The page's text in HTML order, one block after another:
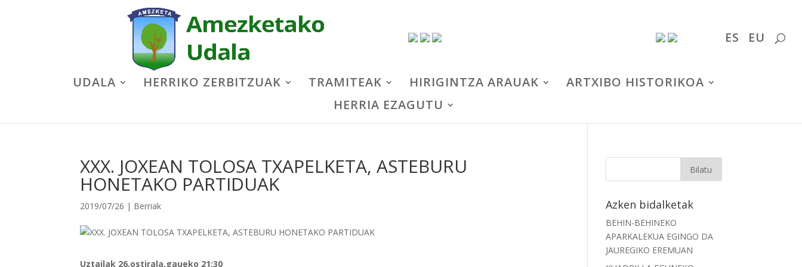
UDALA HERRIKO ZERBITZUAK TRAMITEAK HIRIGINTZA ARAUAK
ARTXIBO HISTORIKOA
HERRIA EZAGUTU
EU
ES
XXX. JOXEAN TOLOSA TXAPELKETA, ASTEBURU
HONETAKO PARTIDUAK
2019/07/26 | Berriak
Uztailak 26,ostirala,gaueko 21:30
Azken bidalketak
BEHIN-BEHINEKO
APARKALEKUA EGINGO DA
JAUREGIKO EREMUAN